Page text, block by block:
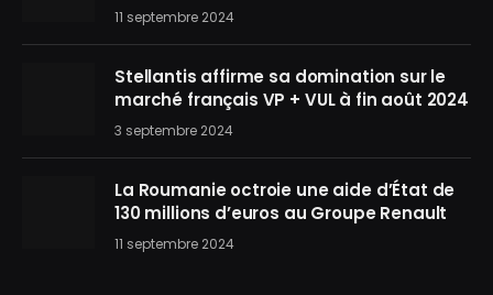
11 septembre 2024
Stellantis affirme sa domination sur le
marché français VP + VUL à fin août 2024
3 septembre 2024
La Roumanie octroie une aide d’État de
130 millions d’euros au Groupe Renault
11 septembre 2024